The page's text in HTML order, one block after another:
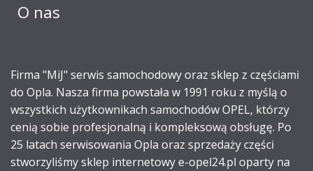
O nas
Firma "MiJ" serwis samochodowy oraz sklep z częściami
do Opla. Nasza firma powstała w 1991 roku z myślą o
wszystkich użytkownikach samochodów OPEL, którzy
cenią sobie profesjonalną i kompleksową obsługę. Po
25 latach serwisowania Opla oraz sprzedaży części
stworzyliśmy sklep internetowy e-opel24.pl oparty na